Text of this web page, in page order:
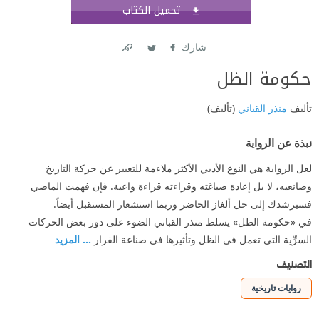
تحميل الكتاب
شارك
حكومة الظل
تأليف منذر القباني (تأليف)
نبذة عن الرواية
لعل الرواية هي النوع الأدبي الأكثر ملاءمة للتعبير عن حركة التاريخ
وصانعيه، لا بل إعادة صياغته وقراءته قراءة واعية. فإن فهمت الماضي
فسيرشدك إلى حل ألغاز الحاضر وربما استشعار المستقبل أيضاً.
في «حكومة الظل» يسلط منذر القباني الضوء على دور بعض الحركات
السرِّية التي تعمل في الظل وتأثيرها في صناعة القرار ... المزيد
التصنيف
روايات تاريخية